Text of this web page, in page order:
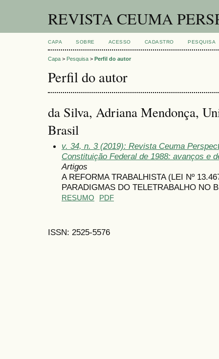
REVISTA CEUMA
CAPA SOBRE ACESSO CADASTRO PESQUISA
Capa > Pesquisa > Perfil do autor
Perfil do autor
da Silva, Adriana Mendonça,
Brasil
v. 34, n. 3 (2019): Revista Ceuma
Constituição Federal de 1988: avanços e
Artigos
A REFORMA TRABALHISTA (LEI Nº
PARADIGMAS DO TELETRABALHO NO
RESUMO PDF
ISSN: 2525-5576